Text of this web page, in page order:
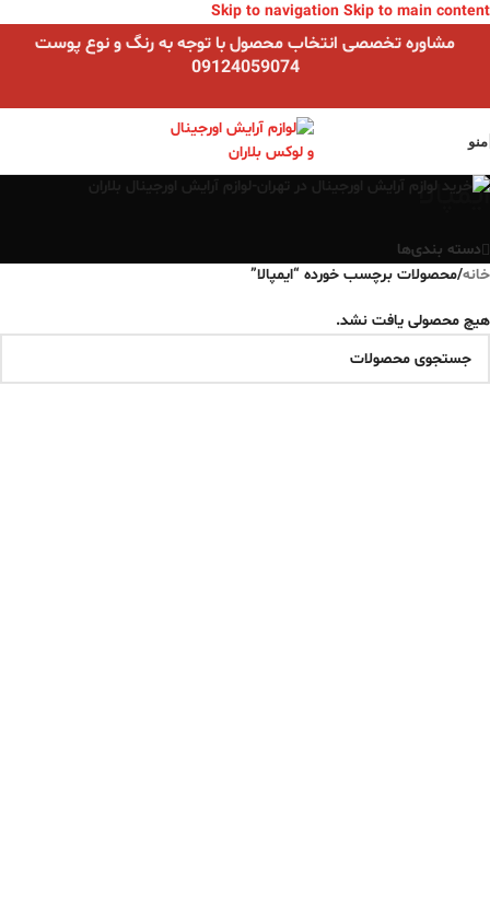
Skip to navigation Skip to main content
مشاوره تخصصی انتخاب محصول با توجه به رنگ و نوع پوست
09124059074
منو
ایمپالا
دسته بندی‌ها
خانه/محصولات برچسب خورده “ایمپالا”
هیچ محصولی یافت نشد.